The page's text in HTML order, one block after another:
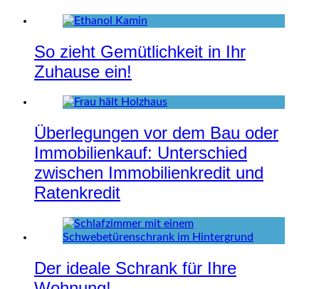
So zieht Gemütlichkeit in Ihr
Zuhause ein!
Überlegungen vor dem Bau oder
Immobilienkauf: Unterschied
zwischen Immobilienkredit und
Ratenkredit
Der ideale Schrank für Ihre